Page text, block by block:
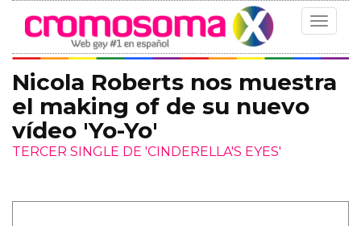
Toggle
Nicola Roberts nos muestra
el making of de su nuevo
vídeo 'Yo-Yo'
TERCER SINGLE DE 'CINDERELLA'S EYES'